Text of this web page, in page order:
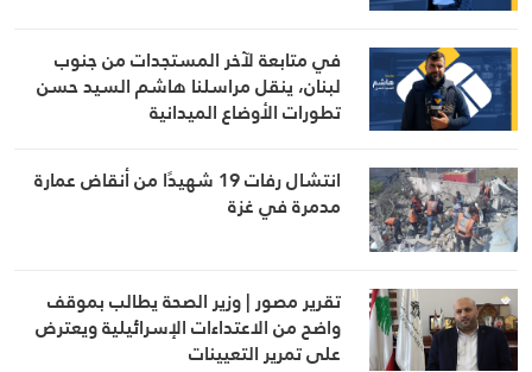
في متابعة لآخر المستجدات من جنوب
لبنان، ينقل مراسلنا هاشم السيد حسن
تطورات الأوضاع الميدانية
انتشال رفات 19 شهيدًا من أنقاض عمارة
مدمرة في غزة
تقرير مصور | وزير الصحة يطالب بموقف
واضح من الاعتداءات الإسرائيلية ويعترض
على تمرير التعيينات